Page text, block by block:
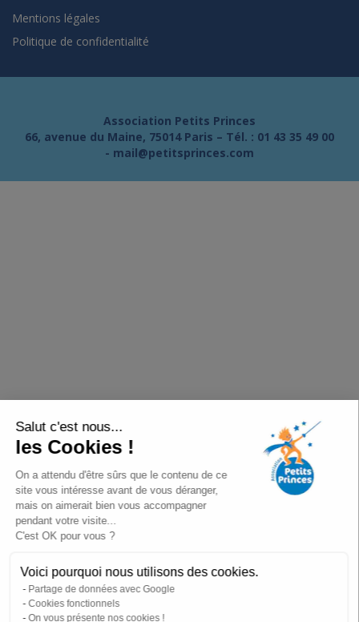
Salut c'est nous...
les Cookies !
On a attendu d'être sûrs que le contenu de ce
site vous intéresse avant de vous déranger,
mais on aimerait bien vous accompagner
pendant votre visite...
C'est OK pour vous ?
Voici pourquoi nous utilisons des cookies.
Partage de données avec Google
Cookies fonctionnels
On vous présente nos cookies !
Mentions légales
Politique de confidentialité
Association Petits Princes
66, avenue du Maine, 75014 Paris – Tél. : 01 43 35 49 00
- mail@petitsprinces.com